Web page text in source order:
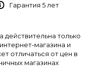
Гарантия 5 лет
действительна только
магазина и
отличаться от цен в
магазинах